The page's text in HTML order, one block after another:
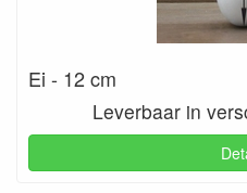
Ei - 12 cm
Leverbaar in